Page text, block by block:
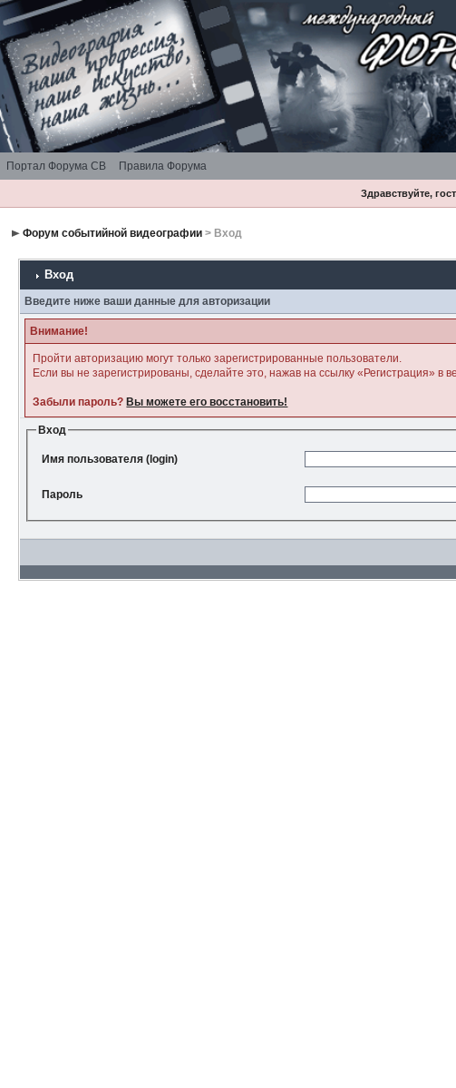
Портал Форума СВ Правила Форума
Здравствуйте,
Форум событийной видеографии > Вход
Вход
Введите ниже ваши данные для авторизации
Внимание!
Пройти авторизацию могут только зарегистрированные пользователи.
Если вы не зарегистрированы, сделайте это, нажав на ссылку «Регистрация» в
Забыли пароль? Вы можете его восстановить!
Вход
Имя пользователя (login)
Пароль